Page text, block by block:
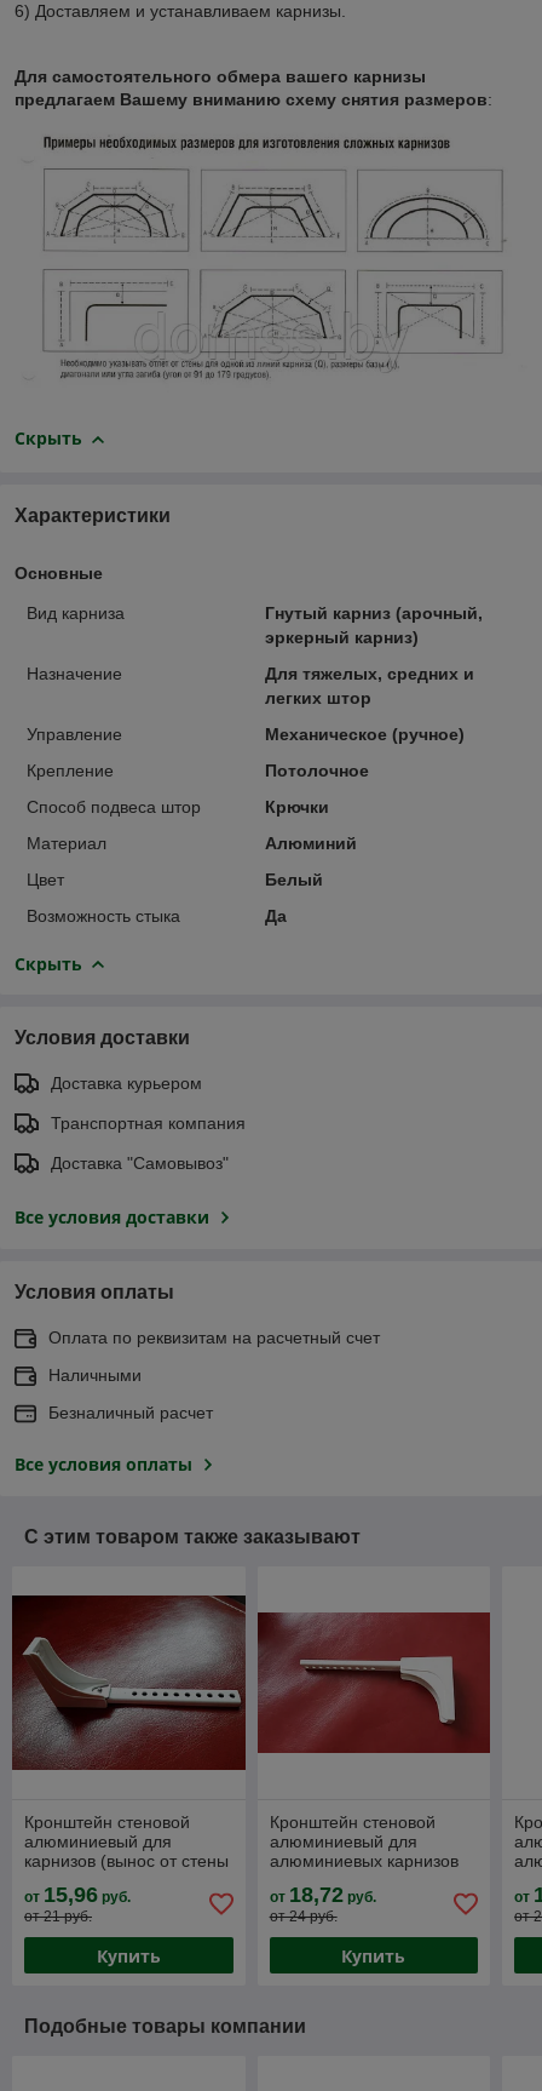
6) Доставляем и устанавливаем карнизы.
Для самостоятельного обмера вашего карнизы
предлагаем Вашему вниманию схему снятия размеров:
Скрыть
Характеристики
Основные
Вид карниза
Гнутый карниз (арочный,
эркерный карниз)
Назначение
Для тяжелых, средних и
легких штор
Управление
Механическое (ручное)
Крепление
Потолочное
Способ подвеса штор
Крючки
Материал
Алюминий
Цвет
Белый
Возможность стыка
Да
Скрыть
Условия доставки
Доставка курьером
Транспортная компания
Доставка "Самовывоз"
Все условия доставки
Условия оплаты
Оплата по реквизитам на расчетный счет
Наличными
Безналичный расчет
Все условия оплаты
С этим товаром также заказывают
Кронштейн стеновой
алюминиевый для
карнизов (вынос от стены
от 15,96 руб.
от 21 руб.
Купить
Кронштейн стеновой
алюминиевый для
алюминиевых карнизов
от 18,72руб.
от 24 руб.
Купить
от
от
Подобные товары компании